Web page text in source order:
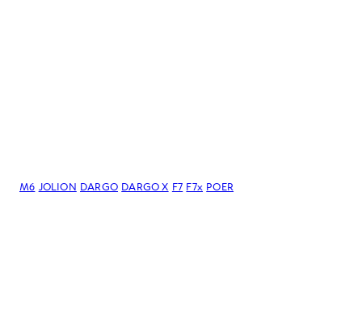
M6 JOLION DARGO DARGO Х F7 F7x POER